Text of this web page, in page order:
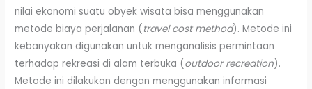
nilai ekonomi suatu obyek wisata bisa menggunakan
metode biaya perjalanan (travel cost method). Metode ini
kebanyakan digunakan untuk menganalisis permintaan
terhadap rekreasi di alam terbuka (outdoor recreation).
Metode ini dilakukan dengan menggunakan informasi